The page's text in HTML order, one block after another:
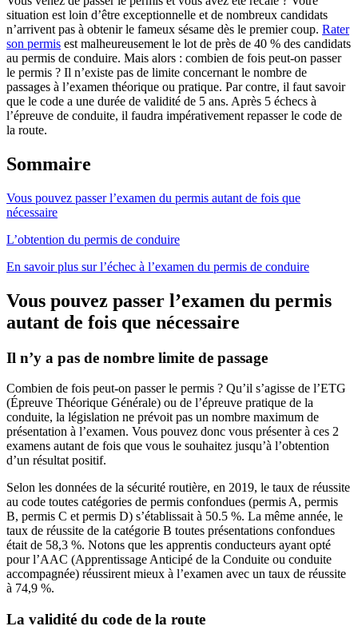
situation est loin d’être exceptionnelle et de nombreux candidats
n’arrivent pas à obtenir le fameux sésame dès le premier coup. Rater
son permis est malheureusement le lot de près de 40 % des candidats
au permis de conduire. Mais alors : combien de fois peut-on passer
le permis ? Il n’existe pas de limite concernant le nombre de
passages à l’examen théorique ou pratique. Par contre, il faut savoir
que le code a une durée de validité de 5 ans. Après 5 échecs à
l’épreuve de conduite, il faudra impérativement repasser le code de
la route.
Sommaire
Vous pouvez passer l’examen du permis autant de fois que
nécessaire
L’obtention du permis de conduire
En savoir plus sur l’échec à l’examen du permis de conduire
Vous pouvez passer l’examen du permis
autant de fois que nécessaire
Il n’y a pas de nombre limite de passage
Combien de fois peut-on passer le permis ? Qu’il s’agisse de l’ETG
(Épreuve Théorique Générale) ou de l’épreuve pratique de la
conduite, la législation ne prévoit pas un nombre maximum de
présentation à l’examen. Vous pouvez donc vous présenter à ces 2
examens autant de fois que vous le souhaitez jusqu’à l’obtention
d’un résultat positif.
Selon les données de la sécurité routière, en 2019, le taux de réussite
au code toutes catégories de permis confondues (permis A, permis
B, permis C et permis D) s’établissait à 50.5 %. La même année, le
taux de réussite de la catégorie B toutes présentations confondues
était de 58,3 %. Notons que les apprentis conducteurs ayant opté
pour l’AAC (Apprentissage Anticipé de la Conduite ou conduite
accompagnée) réussirent mieux à l’examen avec un taux de réussite
à 74,9 %.
La validité du code de la route